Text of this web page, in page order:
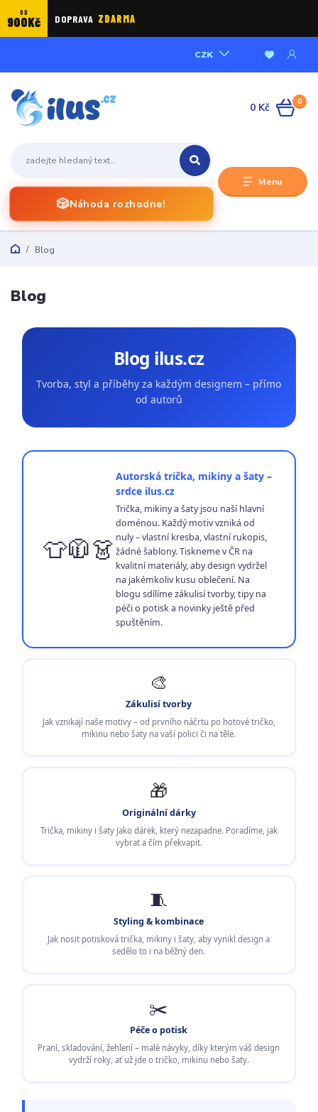
OD
900Kč DOPRAVA ZDARMA
Menu
CZK
🎲Náhoda rozhodne!
0
0 Kč
Blog
Blog
Blog ilus.cz
Tvorba, styl a příběhy za každým designem – přímo
od autorů
👕🧥👗
Autorská trička, mikiny a šaty –
srdce ilus.cz
Trička, mikiny a šaty jsou naší hlavní
doménou. Každý motiv vzniká od
nuly – vlastní kresba, vlastní rukopis,
žádné šablony. Tiskneme v ČR na
kvalitní materiály, aby design vydržel
na jakémkoliv kusu oblečení. Na
blogu sdílíme zákulisí tvorby, tipy na
péči o potisk a novinky ještě před
spuštěním.
🎨
Zákulisí tvorby
Jak vznikají naše motivy – od prvního náčrtu po hotové tričko,
mikinu nebo šaty na vaší polici či na těle.
🎁
Originální dárky
Trička, mikiny i šaty jako dárek, který nezapadne. Poradíme, jak
vybrat a čím překvapit.
🧵
Styling & kombinace
Jak nosit potisková trička, mikiny i šaty, aby vynikl design a
sedělo to i na běžný den.
✂️
Péče o potisk
Praní, skladování, žehlení – malé návyky, díky kterým váš design
vydrží roky, ať už jde o tričko, mikinu nebo šaty.